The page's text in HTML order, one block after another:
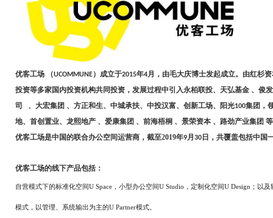
优客工场 （UCOMMUNE）成立于2015年4月，由毛大庆博士发起成立。由红杉
投资等多家国内投资机构共同投资，发展过程中引入永柏联投、天弘基金 、俊
司
、大宏集团 、方正和生、中城承扶、中投汉富、创新工场、阳光100集团，
地、首创置业、龙熙地产 、爱康集团 、前海梧桐 、景荣资本 、路劲产业集团
优客工场是中国的联合办公空间运营商，截至2019年9月30日，共覆盖包括中国
优客工场的线下产品包括：
自营模式下的标准化空间U Space，小型办公空间U Studio，定制化空间U Design；以
模式，以管理、系统输出为主的U Partner模式。